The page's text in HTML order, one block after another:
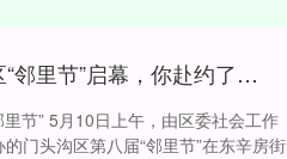
玖联优配 嗨！邻居！门头沟区“邻里节”启幕，你赴约了吗？
节” 5月10日上午，由区委社会工作
门头沟区第八届“邻里节”在东辛房街